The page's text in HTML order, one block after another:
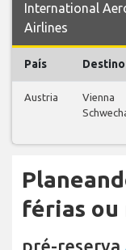
International
Airlines
País Destino
Austria
Vienna
férias ou
pré-reserva